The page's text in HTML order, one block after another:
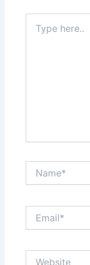
here..